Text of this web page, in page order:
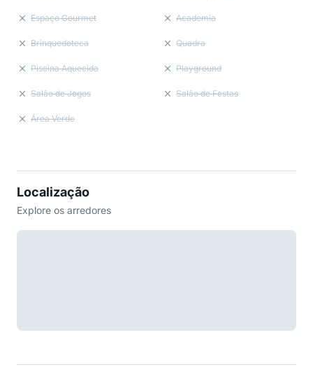
Espaço Gourmet Academia
Brinquedoteca Quadra
Piscina Aquecida Playground
Salão de Jogos Salão de Festas
Área Verde
Localização
Explore os arredores